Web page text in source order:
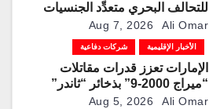
للتحالف البحري متعدِّد الجنسيات
Aug 7, 2026 Ali Omar
الأخبار الإقليمية شركات دفاعية
الإمارات تعزز قدرات مقاتلات
“ميراج 2000-9” بذخائر “ثاندر”
الذكية المطورة محليًا
Aug 5, 2026 Ali Omar